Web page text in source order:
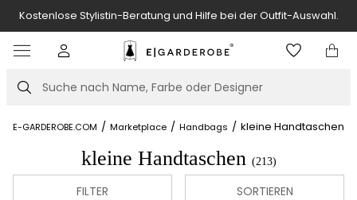
Kostenlose Stylistin-Beratung und Hilfe bei der Outfit-Auswahl.
Suche
E-GARDEROBE.COM / Marketplace / Handbags / kleine Handtaschen
kleine Handtaschen (213)
FILTER SORTIEREN